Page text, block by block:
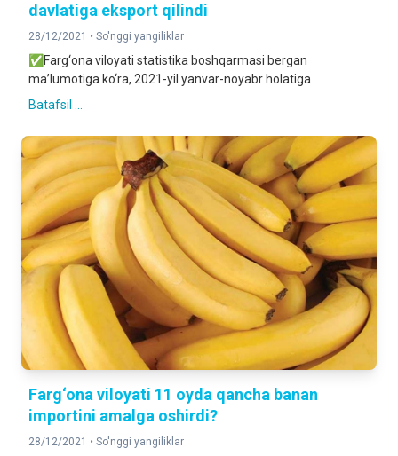
davlatiga eksport qilindi
28/12/2021 • So'nggi yangiliklar
✅Farg‘ona viloyati statistika boshqarmasi bergan
ma’lumotiga ko‘ra, 2021-yil yanvar-noyabr holatiga
Batafsil ...
Farg‘ona viloyati 11 oyda qancha banan
importini amalga oshirdi?
28/12/2021 • So'nggi yangiliklar